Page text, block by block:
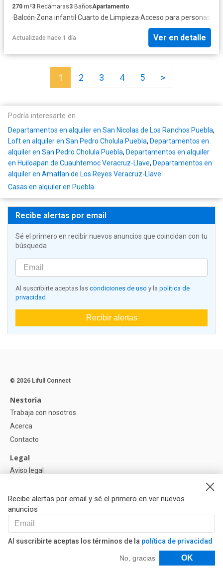
270 m²3 Recámaras3 BañosApartamento
·Balcón·Zona infantil ·Cuarto de Limpieza·Acceso para personas
Actualizado hace 1 día Ver en detalle
1 2 3 4 5 >
Podría interesarte en
Departamentos en alquiler en San Nicolas de Los Ranchos Puebla,
Loft en alquiler en San Pedro Cholula Puebla, Departamentos en
alquiler en San Pedro Cholula Puebla, Departamentos en alquiler
en Huiloapan de Cuauhtemoc Veracruz-Llave, Departamentos en
alquiler en Amatlan de Los Reyes Veracruz-Llave
Casas en alquiler en Puebla
Recibe alertas por email
Sé el primero en recibir nuevos anuncios que coincidan con tu
búsqueda
Al suscribirte aceptas las condiciones de uso y la política de
privacidad
Recibir alertas
Recibe alertas por email y sé el primero en ver nuevos
anuncios
Al suscribirte aceptas los términos de la política de privacidad
No, gracias OK
Filtros
© 2026 Lifull Connect
Nestoria
Trabaja con nosotros
Acerca
Contacto
Legal
Aviso legal
Política de Cookies
Ayuda
Preguntas
Nuestros Partners